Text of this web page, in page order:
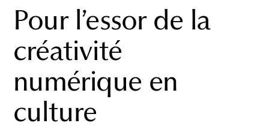
Pour l’essor de la
créativité
numérique en
culture